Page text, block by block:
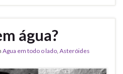
água?
Agua em todo o lado Asteróides